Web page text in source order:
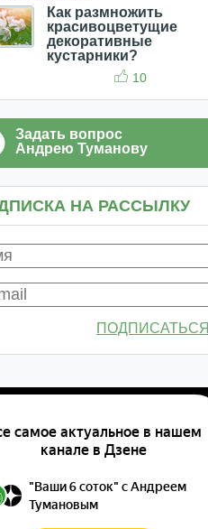
Как размножить
красивоцветущие
декоративные
кустарники?
10
Задать вопрос
Андрею Туманову
НА РАССЫЛКУ
ПОДПИСАТЬСЯ